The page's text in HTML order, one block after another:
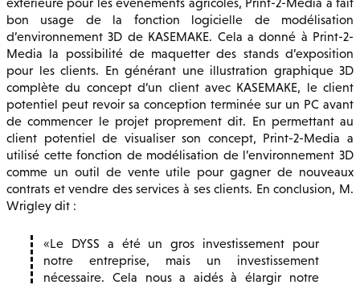
bon usage de la fonction logicielle de modélisation
d’environnement 3D de KASEMAKE. Cela a donné à Print-2-
Media la possibilité de maquetter des stands d’exposition
pour les clients. En générant une illustration graphique 3D
complète du concept d’un client avec KASEMAKE, le client
potentiel peut revoir sa conception terminée sur un PC avant
de commencer le projet proprement dit. En permettant au
client potentiel de visualiser son concept, Print-2-Media a
utilisé cette fonction de modélisation de l’environnement 3D
comme un outil de vente utile pour gagner de nouveaux
contrats et vendre des services à ses clients. En conclusion, M.
Wrigley dit :
Le DYSS a été un gros investissement pour
notre entreprise, mais un investissement
nécessaire. Cela nous a aidés à élargir notre